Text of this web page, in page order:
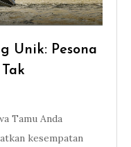
Unik: Pesona
Tamu Anda
kesempatan